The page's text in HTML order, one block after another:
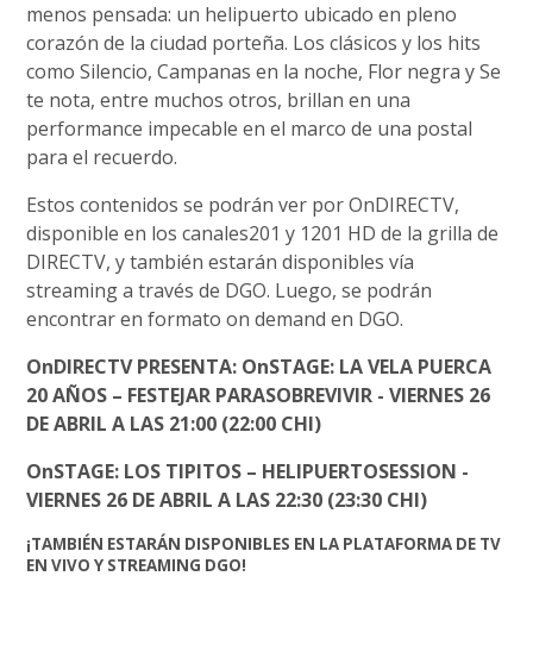
menos pensada: un helipuerto ubicado en pleno
corazón de la ciudad porteña. Los clásicos y los hits
como Silencio, Campanas en la noche, Flor negra y Se
te nota, entre muchos otros, brillan en una
performance impecable en el marco de una postal
para el recuerdo.
Estos contenidos se podrán ver por OnDIRECTV,
disponible en los canales201 y 1201 HD de la grilla de
DIRECTV, y también estarán disponibles vía
streaming a través de DGO. Luego, se podrán
encontrar en formato on demand en DGO.
OnDIRECTV PRESENTA: OnSTAGE: LA VELA PUERCA
20 AÑOS – FESTEJAR PARASOBREVIVIR - VIERNES 26
DE ABRIL A LAS 21:00 (22:00 CHI)
OnSTAGE: LOS TIPITOS – HELIPUERTOSESSION -
VIERNES 26 DE ABRIL A LAS 22:30 (23:30 CHI)
¡TAMBIÉN ESTARÁN DISPONIBLES EN LA PLATAFORMA DE TV
EN VIVO Y STREAMING DGO!